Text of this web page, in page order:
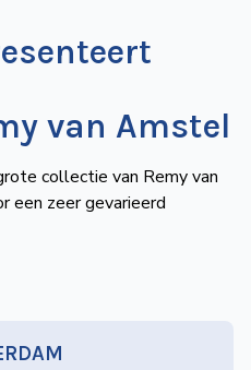
van Amstel
collectie van Remy van
een zeer gevarieerd